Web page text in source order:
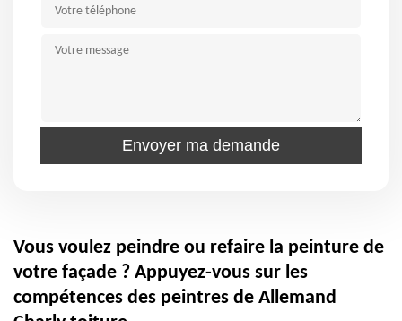
Vous voulez peindre ou refaire la peinture de
votre façade ? Appuyez-vous sur les
compétences des peintres de Allemand